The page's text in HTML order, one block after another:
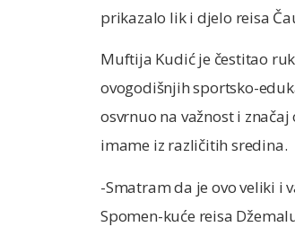
prikazalo lik i djelo reisa
Muftija Kudić je čestitao
ovogodišnjih sportsko-
osvrnuo na važnost i
imame iz različitih sredina.
-Smatram da je ovo veliki i
Spomen-kuće reisa